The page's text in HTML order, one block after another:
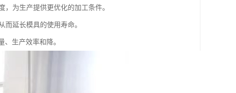
为生产提供更优化的加工条件。
延长模具的使用寿命。
生产效率和降。